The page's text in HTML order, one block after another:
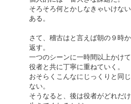
そろそろ何とかしなきゃいけな
ある。
さて、稽古はと言えば朝の９時
返す。
一つのシーンに一時間以上かけ
役者と共に丁寧に重ねていく。
おそらくこんなにじっくりと同
ない。
そうなると、後は役者がどれだ